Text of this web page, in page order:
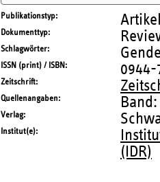
Publikationstyp
Dokumenttyp
Schlagwörter
ISSN (print) / ISBN 0944-
Zeitschrift
Quellenangaben
Verlag
Institut(e)
(IDR)